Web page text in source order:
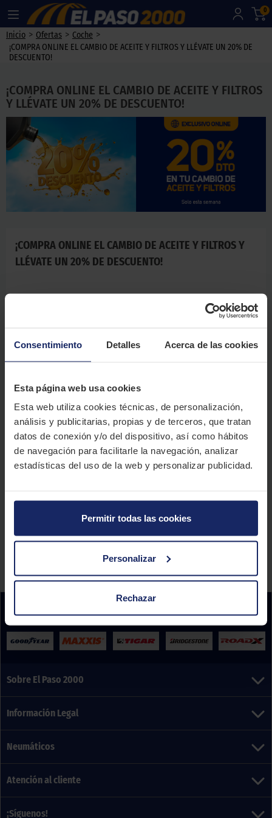
Consentimiento Detalles Acerca de las cookies
Esta página web usa cookies
Esta web utiliza cookies técnicas, de personalización,
análisis y publicitarias, propias y de terceros, que tratan
datos de conexión y/o del dispositivo, así como hábitos
de navegación para facilitarle la navegación, analizar
estadísticas del uso de la web y personalizar publicidad.
Permitir todas las cookies
Personalizar
Rechazar
0
Inicio > Ofertas > Coche >
¡COMPRA ONLINE EL CAMBIO DE ACEITE Y FILTROS Y LLÉVATE UN 20% DE
DESCUENTO!
¡COMPRA ONLINE EL CAMBIO DE ACEITE Y FILTROS
Y LLÉVATE UN 20% DE DESCUENTO!
¡COMPRA ONLINE EL CAMBIO DE ACEITE Y FILTROS Y
LLÉVATE UN 20% DE DESCUENTO!
En nuestros talleres El Paso 2000 tienes el mejor precio de Canarias
Durante esta semana, con la compra online de uno de nuestros packs
bien!
Entra ahora en nuestro asistente de revisiones y consigue el precio
más económico para la puesta a punto de tu vehículo.
¡Corre, aprovecha la oportunidad! ¡Solo hasta el 31 de mayo de 2026!.
DESCUENTO CAMBIO DE ACEITE
packs de revisiones, cambios de aceite y filtros. La revisión debe realizarse en uno de
Sobre El Paso 2000
Información Legal
Neumáticos
Atención al cliente
¡Síguenos!